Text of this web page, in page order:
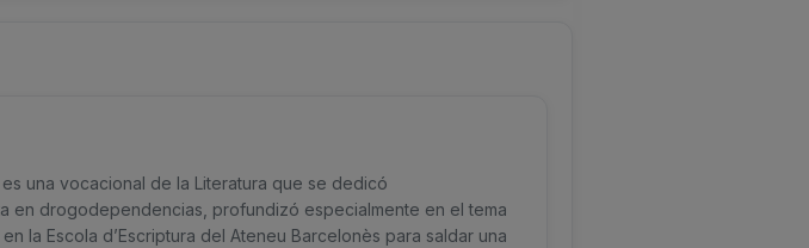
una vocacional de la Literatura que se dedicó
en drogodependencias, profundizó especialmente en el tema
la Escola d’Escriptura del Ateneu Barcelonès para saldar una